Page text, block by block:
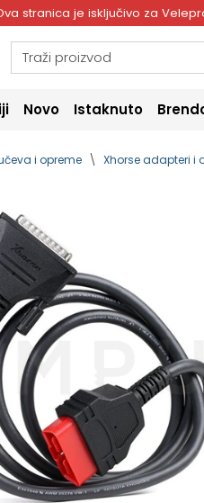
stranica je isključivo za
Novo Istaknuto
i opreme Xhorse adapteri i